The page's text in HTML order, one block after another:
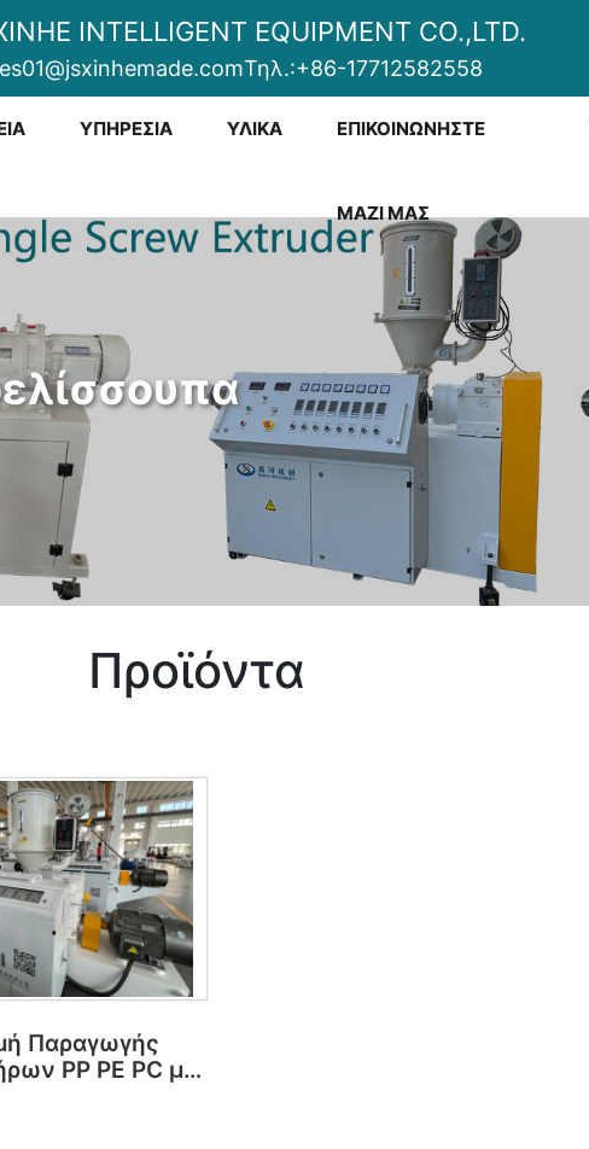
INTELLIGENT EQUIPMENT CO.,LTD.
Τηλ.:+86-17712582558
ΥΠΗΡΕΣΊΑ ΥΛΙΚΆ ΕΠΙΚΟΙΝΩΝΉΣΤΕ
ΜΑΖΊ ΜΑΣ
Προϊόντα
Παραγωγής
PP PE PC με